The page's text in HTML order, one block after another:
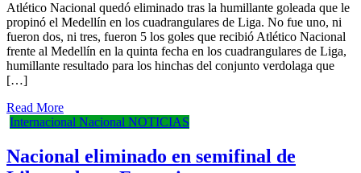
Atlético Nacional quedó eliminado tras la humillante goleada que le
propinó el Medellín en los cuadrangulares de Liga. No fue uno, ni
fueron dos, ni tres, fueron 5 los goles que recibió Atlético Nacional
frente al Medellín en la quinta fecha en los cuadrangulares de Liga,
humillante resultado para los hinchas del conjunto verdolaga que
[…]
Read More
Internacional Nacional NOTICIAS
Nacional eliminado en semifinal de